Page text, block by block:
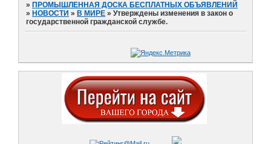
» ПРОМЫШЛЕННАЯ ДОСКА БЕСПЛАТНЫХ ОБЪЯВЛЕНИЙ
» НОВОСТИ » В МИРЕ »Утверждены изменения в закон о
государственной гражданской службе.